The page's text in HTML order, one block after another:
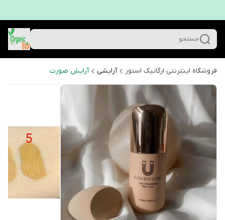
جستجو
فروشگاه اینترنتی ارگانیک استور آرایشی آرایش صورت